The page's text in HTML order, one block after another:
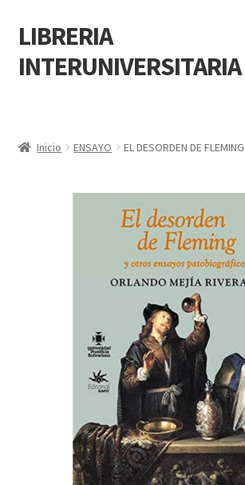
LIBRERIA
INTERUNIVERSITARIA
Carrito
Resumen de compra
POLÍTICA DE MANEJO DE INFORMACIÓN
PERSONALES DE CORPORACIÓN
QUIÉNES SOMOS
Inicio ENSAYO EL DESORDEN DE